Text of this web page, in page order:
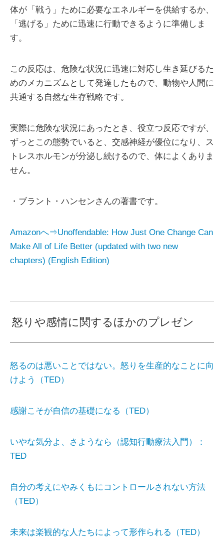
体が「戦う」ために必要なエネルギーを供給するか、
「逃げる」ために迅速に行動できるように準備しま
す。
この反応は、危険な状況に迅速に対応し生き延びるた
めのメカニズムとして発達したもので、動物や人間に
共通する自然な生存戦略です。
実際に危険な状況にあったとき、役立つ反応ですが、
ずっとこの態勢でいると、交感神経が優位になり、ス
トレスホルモンが分泌し続けるので、体によくありま
せん。
・ブラント・ハンセンさんの著書です。
Amazonへ⇒Unoffendable: How Just One Change Can
Make All of Life Better (updated with two new
chapters) (English Edition)
怒りや感情に関するほかのプレゼン
怒るのは悪いことではない。怒りを生産的なことに向
けよう（TED）
感謝こそが自信の基礎になる（TED）
いやな気分よ、さようなら（認知行動療法入門）：
TED
自分の考えにやみくもにコントロールされない方法
（TED）
未来は楽観的な人たちによって形作られる（TED）